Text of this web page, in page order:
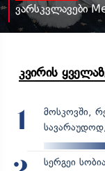
ვარსკვლავები
კვირის
1
მოსკოვში,
სერგეი